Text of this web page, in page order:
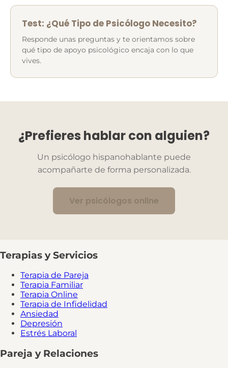
Test: ¿Qué Tipo de Psicólogo Necesito?
Responde unas preguntas y te orientamos sobre
qué tipo de apoyo psicológico encaja con lo que
vives.
¿Prefieres hablar con alguien?
Un psicólogo hispanohablante puede
acompañarte de forma personalizada.
Ver psicólogos online
Terapias y Servicios
Terapia de Pareja
Terapia Familiar
Terapia Online
Terapia de Infidelidad
Ansiedad
Depresión
Estrés Laboral
Pareja y Relaciones